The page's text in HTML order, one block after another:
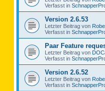
Verfasst in
Version 2.6.53
Letzter Beitrag von
Verfasst in
Paar Feature
Letzter Beitrag von
Verfasst in
Version 2.6.52
Letzter Beitrag von
Verfasst in